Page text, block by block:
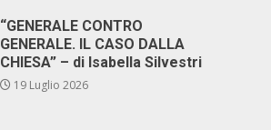
“GENERALE CONTRO
GENERALE. IL CASO DALLA
CHIESA” – di Isabella Silvestri
19 Luglio 2026